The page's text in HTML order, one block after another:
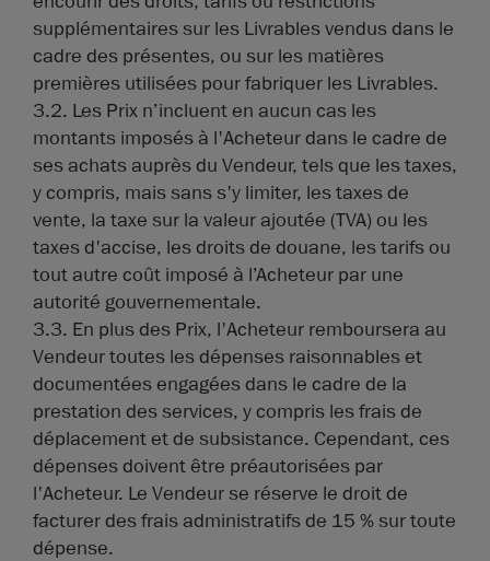
supplémentaires sur les Livrables vendus dans le
cadre des présentes, ou sur les matières
premières utilisées pour fabriquer les Livrables.
3.2. Les Prix n’incluent en aucun cas les
montants imposés à l'Acheteur dans le cadre de
ses achats auprès du Vendeur, tels que les taxes,
y compris, mais sans s'y limiter, les taxes de
vente, la taxe sur la valeur ajoutée (TVA) ou les
taxes d'accise, les droits de douane, les tarifs ou
tout autre coût imposé à l’Acheteur par une
autorité gouvernementale.
3.3. En plus des Prix, l'Acheteur remboursera au
Vendeur toutes les dépenses raisonnables et
documentées engagées dans le cadre de la
prestation des services, y compris les frais de
déplacement et de subsistance. Cependant, ces
dépenses doivent être préautorisées par
l'Acheteur. Le Vendeur se réserve le droit de
facturer des frais administratifs de 15 % sur toute
dépense.